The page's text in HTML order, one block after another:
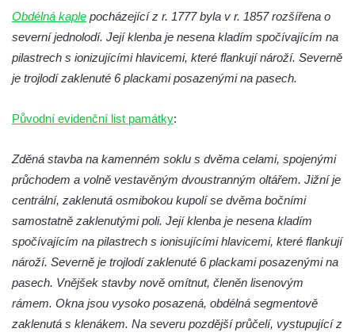
Zákupech
Kaple Krista v žaláři u kostela Nalezení
Kostel Nalezení svatého Kříže ve Frýdlantu
cestě na Křížovém vrchu ve Frýdlantu
Kaple Božího hrobu na Křížové cestě na
Křížovém vrchu ve Frýdlantu
Poustevna na Křížové cestě na Křížovém
vrchu ve Frýdlantu
Kostel svatého Jakuba Většího v Sokolově
Kostel Nanebevzetí Panny Marie ve
Obdélná kaple pocházející z r. 1777 byla v r. 1857 rozšířena o
severní jednolodí. Její klenba je nesena kladím spočívajícím na
pilastrech s ionizujícími hlavicemi, které flankují nároží. Severně
je trojlodí zaklenuté 6 plackami posazenými na pasech.
Původní evidenční list památky:
Zděná stavba na kamenném soklu s dvěma celami, spojenými
průchodem a volně vestavěným dvoustranným oltářem. Jižní je
centrální, zaklenutá osmibokou kupolí se dvěma bočními
samostatně zaklenutými poli. Její klenba je nesena kladím
spočívajícím na pilastrech s ionisujícími hlavicemi, které flankují
nároží. Severně je trojlodí zaklenuté 6 plackami posazenými na
pasech. Vnějšek stavby nově omítnut, členěn lisenovým
rámem. Okna jsou vysoko posazená, obdélná segmentově
zaklenutá s klenákem. Na severu pozdější průčelí, vystupující z